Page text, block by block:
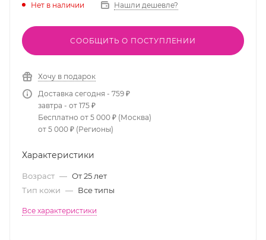
Нет в наличии Нашли дешевле?
СООБЩИТЬ О ПОСТУПЛЕНИИ
Хочу в подарок
Доставка сегодня - 759 ₽
завтра - от 175 ₽
Бесплатно от 5 000 ₽ (Москва)
от 5 000 ₽ (Регионы)
Характеристики
Возраст — От 25 лет
Тип кожи — Все типы
Все характеристики